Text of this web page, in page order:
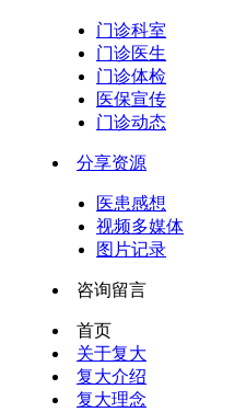
门诊科室
门诊医生
门诊体检
医保宣传
门诊动态
分享资源
医患感想
视频多媒体
图片记录
咨询留言
首页
关于复大
复大介绍
复大理念